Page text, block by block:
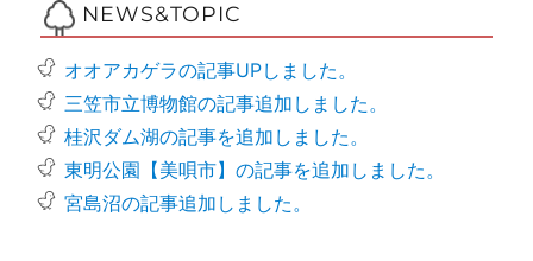
NEWS&TOPIC
オオアカゲラの記事UPしました。
三笠市立博物館の記事追加しました。
桂沢ダム湖の記事を追加しました。
東明公園【美唄市】の記事を追加しました。
宮島沼の記事追加しました。